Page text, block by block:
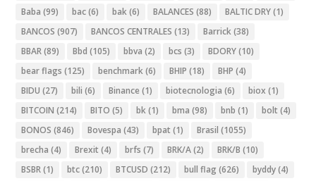
Baba (99) bac(6) bak(6) BALANCES (88) BALTIC DRY(1)
BANCOS (907) BANCOS CENTRALES (13) Barrick(38)
BBAR(89) Bbd (105) bbva (2) bcs (3) BDORY(10)
bear flags (125) benchmark(6) BHIP (18) BHP (4)
BIDU (27) bili (6) Binance (1) biotecnologia (6) biox (1)
BITCOIN (214) BITO (5) bk(1) bma (98) bnb (1) bolt (4)
BONOS (846) Bovespa (43) bpat (1) Brasil (1055)
brecha (4) Brexit (4) brfs (7) BRK/A(2) BRK/B (10)
BSBR(1) btc(210) BTCUSD (212) bull flag (626) byddy(4)